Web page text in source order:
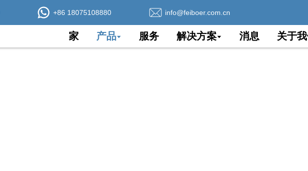
+86 18075108880 info@feiboer.com.cn
家 产品 服务 解决方案 消息 关于我